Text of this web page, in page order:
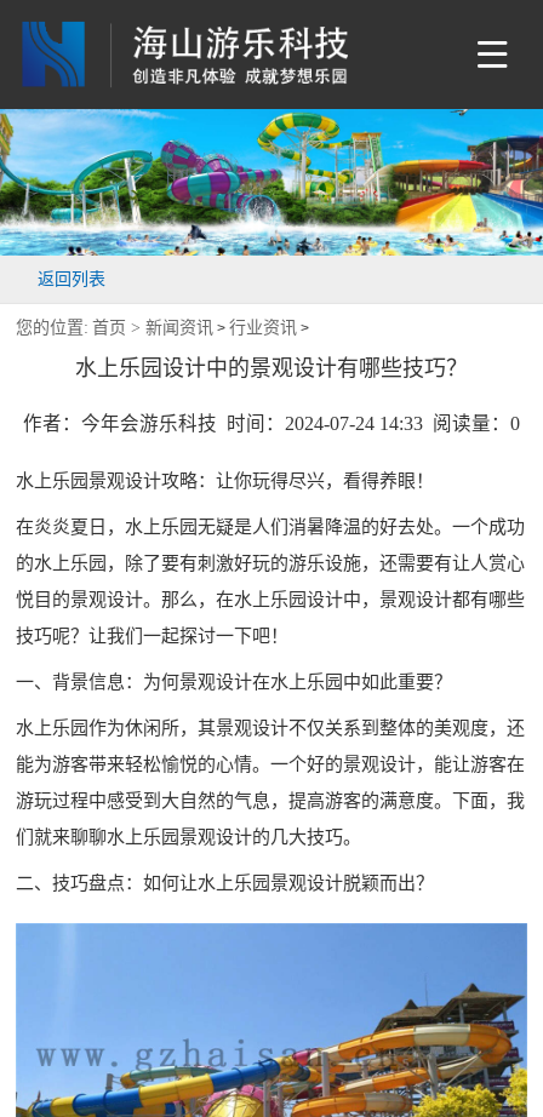
返回列表
您的位置: 首页 >新闻资讯 >行业资讯 >
水上乐园设计中的景观设计有哪些技巧？
作者：今年会游乐科技 时间：2024-07-24 14:33 阅读量： 0
水上乐园景观设计攻略：让你玩得尽兴，看得养眼！
在炎炎夏日，水上乐园无疑是人们消暑降温的好去处。一个成功
的水上乐园，除了要有刺激好玩的游乐设施，还需要有让人赏心
悦目的景观设计。那么，在水上乐园设计中，景观设计都有哪些
技巧呢？让我们一起探讨一下吧！
一、背景信息：为何景观设计在水上乐园中如此重要？
水上乐园作为休闲所，其景观设计不仅关系到整体的美观度，还
能为游客带来轻松愉悦的心情。一个好的景观设计，能让游客在
游玩过程中感受到大自然的气息，提高游客的满意度。下面，我
们就来聊聊水上乐园景观设计的几大技巧。
二、技巧盘点：如何让水上乐园景观设计脱颖而出？